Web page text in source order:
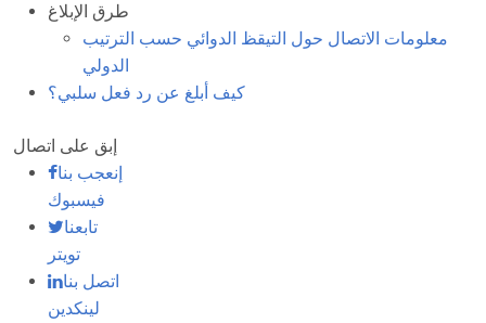
طرق الإبلاغ
معلومات الاتصال حول التيقظ الدوائي حسب الترتيب
الدولي
كيف أبلغ عن رد فعل سلبي؟
إبق على اتصال
إنعجب بنا
فيسبوك
تابعنا
تويتر
اتصل بنا
لينكدين